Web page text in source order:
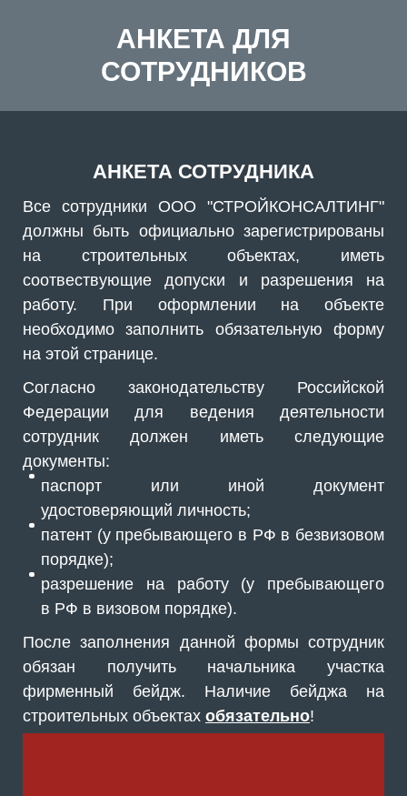
АНКЕТА ДЛЯ
СОТРУДНИКОВ
АНКЕТА СОТРУДНИКА
Все сотрудники ООО "СТРОЙКОНСАЛТИНГ"
должны быть официально зарегистрированы
на строительных объектах, иметь
соотвествующие допуски и разрешения на
работу. При оформлении на объекте
необходимо заполнить обязательную форму
на этой странице.
Согласно законодательству Российской
Федерации для ведения деятельности
сотрудник должен иметь следующие
документы:
паспорт или иной документ
удостоверяющий личность;
патент (у пребывающего в РФ в безвизовом
порядке);
разрешение на работу (у пребывающего
в РФ в визовом порядке).
После заполнения данной формы сотрудник
обязан получить начальника участка
фирменный бейдж. Наличие бейджа на
строительных объектах обязательно!